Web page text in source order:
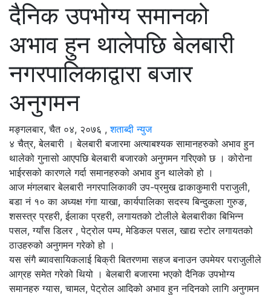
दैनिक उपभोग्य समानको
अभाव हुन थालेपछि बेलबारी
नगरपालिकाद्वारा बजार
अनुगमन
मङ्गलबार, चैत ०४, २०७६ ,शताब्दी न्युज
४ चैत्र, बेलबारी । बेलबारी बजारमा अत्याबश्यक सामानहरुको अभाव हुन
थालेको गुनासो आएपछि बेलबारी बजारको अनुगमन गरिएको छ । कोरोना
भाईरसको कारणले गर्दा समानहरुको अभाव हुन थालेको हो ।
आज मंगलबार बेलबारी नगरपालिकाकी उप-प्रमुख ढाकाकुमारी पराजुली,
बडा नं १० का अध्यक्ष गंगा याखा, कार्यपालिका सदस्य बिन्दुकला गुरुङ,
शसस्त्र प्रहरी, ईलाका प्रहरी, लगायतको टोलीले बेलबारीका बिभिन्न
पसल, ग्याँस डिलर , पेट्रोल पम्प, मेडिकल पसल, खाद्य स्टोर लगायतको
ठाउहरुको अनुगमन गरेको हो ।
यस संगै ब्यावसायिकलाई बिक्री बितरणमा सहज बनाउन उपमेयर पराजुलीले
आग्रह समेत गरेको थियो । बेलबारी बजारमा भएको दैनिक उपभोग्य
समानहरु ग्यास, चामल, पेट्रोल आदिको अभाव हुन नदिनको लागि अनुगमन